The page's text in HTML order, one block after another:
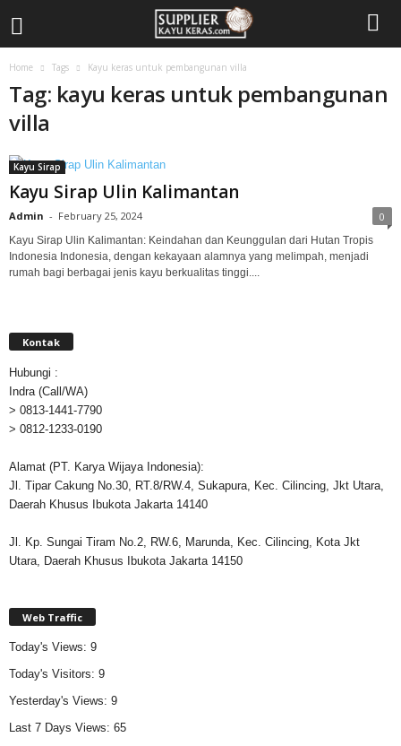
Home Tags Kayu keras untuk pembangunan villa
Tag: kayu keras untuk pembangunan
villa
Kayu Sirap
Kayu Sirap Ulin Kalimantan
Admin - February 25, 2024 0
Kayu Sirap Ulin Kalimantan: Keindahan dan Keunggulan dari Hutan Tropis
Indonesia Indonesia, dengan kekayaan alamnya yang melimpah, menjadi
rumah bagi berbagai jenis kayu berkualitas tinggi....
Kontak
Hubungi :
Indra (Call/WA)
> 0813-1441-7790
> 0812-1233-0190
Alamat (PT. Karya Wijaya Indonesia):
Jl. Tipar Cakung No.30, RT.8/RW.4, Sukapura, Kec. Cilincing, Jkt Utara,
Daerah Khusus Ibukota Jakarta 14140
Jl. Kp. Sungai Tiram No.2, RW.6, Marunda, Kec. Cilincing, Kota Jkt
Utara, Daerah Khusus Ibukota Jakarta 14150
Web Traffic
Today's Views: 9
Today's Visitors: 9
Yesterday's Views: 9
Last 7 Days Views: 65